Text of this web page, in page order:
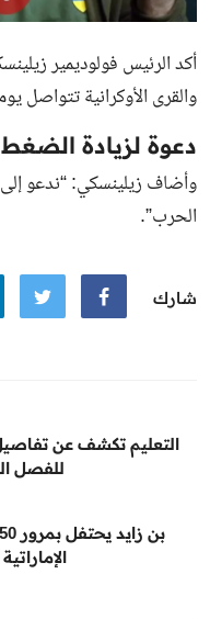
أكد الرئيس فولوديمير
والقرى الأوكرانية تتواصل
دعوة لزيادة
وأضاف زيلينسكي: “ندعو
الحرب”.
شارك
التعليم تكشف عن
للفصل